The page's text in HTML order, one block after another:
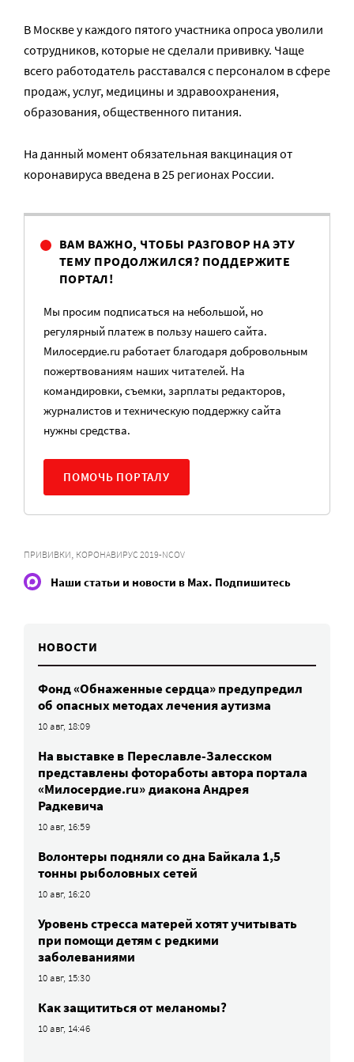
В Москве у каждого пятого участника опроса уволили
сотрудников, которые не сделали прививку. Чаще
всего работодатель расставался с персоналом в сфере
продаж, услуг, медицины и здравоохранения,
образования, общественного питания.
На данный момент обязательная вакцинация от
коронавируса введена в 25 регионах России.
ВАМ ВАЖНО, ЧТОБЫ РАЗГОВОР НА ЭТУ
ТЕМУ ПРОДОЛЖИЛСЯ? ПОДДЕРЖИТЕ
ПОРТАЛ!
Мы просим подписаться на небольшой, но
регулярный платеж в пользу нашего сайта.
Милосердие.ru работает благодаря добровольным
пожертвованиям наших читателей. На
командировки, съемки, зарплаты редакторов,
журналистов и техническую поддержку сайта
нужны средства.
ПОМОЧЬ ПОРТАЛУ
ПРИВИВКИ, КОРОНАВИРУС 2019-NCOV
Наши статьи и новости в Max. Подпишитесь
НОВОСТИ
Фонд «Обнаженные сердца» предупредил
об опасных методах лечения аутизма
10 авг, 18:09
На выставке в Переславле-Залесском
представлены фотоработы автора портала
«Милосердие.ru» диакона Андрея
Радкевича
10 авг, 16:59
Волонтеры подняли со дна Байкала 1,5
тонны рыболовных сетей
10 авг, 16:20
Уровень стресса матерей хотят учитывать
при помощи детям с редкими
заболеваниями
10 авг, 15:30
Как защититься от меланомы?
10 авг, 14:46